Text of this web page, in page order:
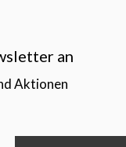
an
Aktionen